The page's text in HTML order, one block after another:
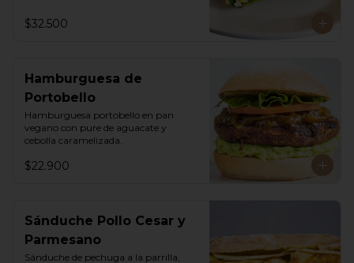
$32.500
Hamburguesa de
Portobello
Hamburguesa portobello en pan
vegano con pure de aguacate y
cebolla caramelizada.
$22.900
Sánduche Pollo Cesar y
Parmesano
Sánduche de pechuga a la parrilla,